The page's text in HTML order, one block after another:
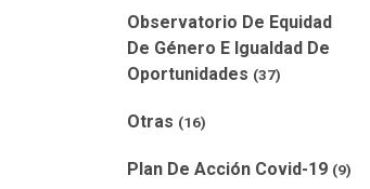
Observatorio De Equidad
De Género E Igualdad De
Oportunidades (37)
Otras (16)
Plan De Acción Covid-19 (9)